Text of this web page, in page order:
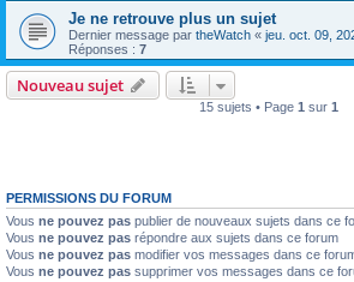
Je ne retrouve plus un sujet
Dernier message par theWatch « jeu. oct. 09,
Réponses : 7
Nouveau sujet
15 sujets • Page 1 sur 1
PERMISSIONS DU FORUM
Vous ne pouvez pas publier de nouveaux sujets dans ce
Vous ne pouvez pas répondre aux sujets dans ce forum
Vous ne pouvez pas modifier vos messages dans ce
Vous ne pouvez pas supprimer vos messages dans ce